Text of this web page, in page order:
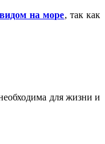
на море, так как
для жизни и